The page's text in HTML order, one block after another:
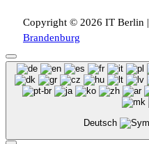
Copyright © 2026 IT Berlin |
Brandenburg
Deutsch